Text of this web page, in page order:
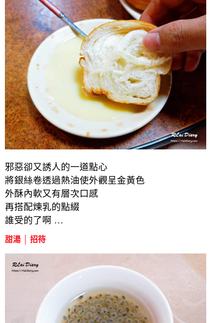
邪惡卻又誘人的一道點心
將銀絲卷透過熱油使外觀呈金黃色
外酥內軟又有層次口感
再搭配煉乳的點綴
誰受的了啊 …
甜湯 │ 招待